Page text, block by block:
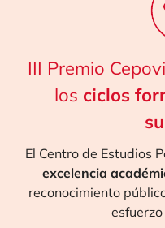
III Premio
los ciclos
El Centro de Estudios
excelencia
reconocimiento